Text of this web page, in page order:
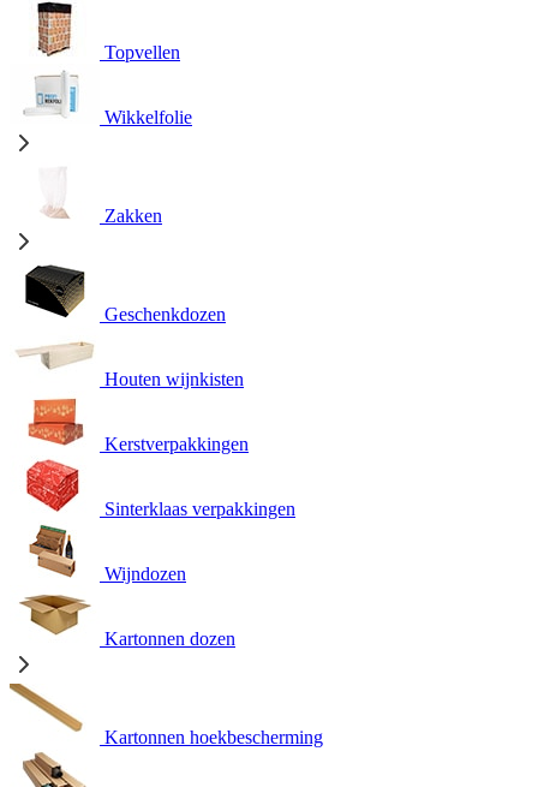
Topvellen
Wikkelfolie
Zakken
Geschenkdozen
Houten wijnkisten
Kerstverpakkingen
Sinterklaas verpakkingen
Wijndozen
Kartonnen dozen
Kartonnen hoekbescherming